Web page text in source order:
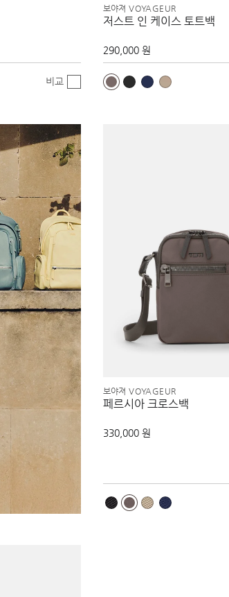
비교
보야져 VOYAGEUR
저스트 인 케이스 토트백
290,000 원
보야져 VOYAGEUR
페르시아 크로스백
330,000 원